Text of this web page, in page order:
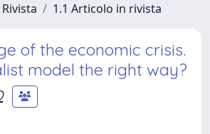
1.1 Articolo in rivista
of the economic crisis.
model the right way?